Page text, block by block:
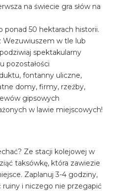
na świecie gra słów na
ponad 50 hektarach historii.
Wezuwiuszem w tle lub
spektakularny
pozostałości
fontanny uliczne,
domy, firmy, rzeźby,
gipsowych
w lawie miejscowych!
Ze stacji kolejowej w
taksówkę, która zawiezie
Zaplanuj 3-4 godziny,
ruiny i niczego nie przegapić